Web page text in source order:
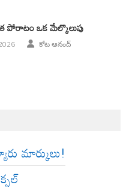
పోరాటం ఒక మేల్కొలుపు
కోట ఆనంద్
మార్కులు!